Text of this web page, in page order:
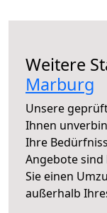
Weitere
Marburg
Unsere
Ihnen
Ihre
Angebote
Sie einen
außerhalb